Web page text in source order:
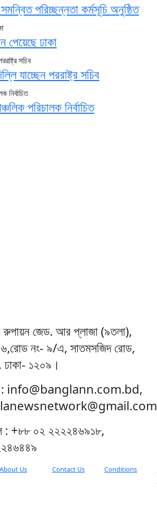
পরিচ্ছন্নতা কর্মসূচি অনুষ্ঠিত
পেয়েছে ঢাকা
যাচ্ছেন পররাষ্ট্র সচিব
পরিচালক নির্বাচিত
জেড. আর প্লাজা (৯তলা),
নং- ৯/এ, সাতমসজিদ রোড,
ঢাকা- ১২০৯।
: info@banglann.com.bd,
: +৮৮ ০২ ২২২২৪৬৯১৮,
About Us Contact Us Conditions